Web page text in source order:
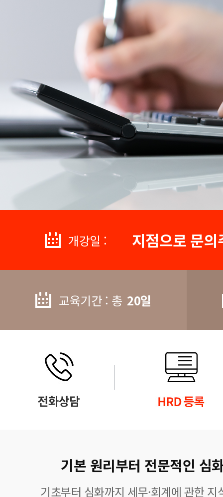
개강일 : 지점으로 문
교육기간 : 총 20일
기본 원리부터 전문적인 심
기초부터 심화까지 세무·회계에 관한